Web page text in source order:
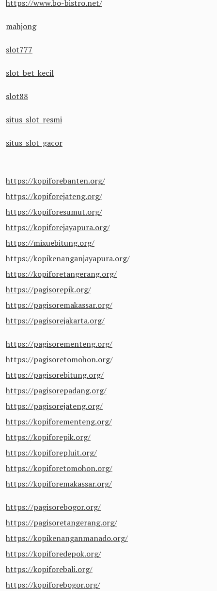
https://www.bo-bistro.net/
mahjong
slot777
slot bet kecil
slot88
situs slot resmi
situs slot gacor
https://kopiforebanten.org/
https://kopiforejateng.org/
https://kopiforesumut.org/
https://kopiforejayapura.org/
https://mixuebitung.org/
https://kopikenanganjayapura.org/
https://kopiforetangerang.org/
https://pagisorepik.org/
https://pagisoremakassar.org/
https://pagisorejakarta.org/
https://pagisorementeng.org/
https://pagisoretomohon.org/
https://pagisorebitung.org/
https://pagisorepadang.org/
https://pagisorejateng.org/
https://kopiforementeng.org/
https://kopiforepik.org/
https://kopiforepluit.org/
https://kopiforetomohon.org/
https://kopiforemakassar.org/
https://pagisorebogor.org/
https://pagisoretangerang.org/
https://kopikenanganmanado.org/
https://kopiforedepok.org/
https://kopiforebali.org/
https://kopiforebogor.org/